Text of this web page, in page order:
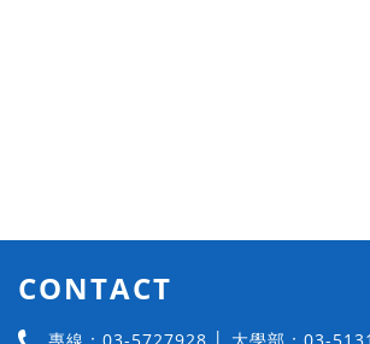
CONTACT